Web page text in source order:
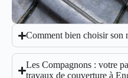
Comment bien choisir son
Les Compagnons : votre
travaux de couverture à